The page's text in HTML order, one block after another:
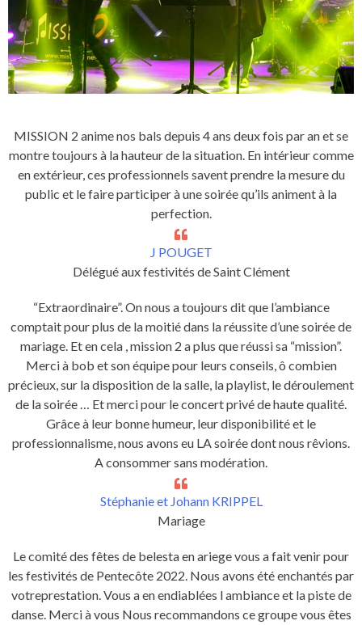
MISSION 2 anime nos bals depuis 4 ans deux fois par an et se
montre toujours à la hauteur de la situation. En intérieur comme
en extérieur, ces professionnels savent prendre la mesure du
public et le faire participer à une soirée qu’ils animent à la
perfection.
J POUGET
Délégué aux festivités de Saint Clément
“Extraordinaire”. On nous a toujours dit que l’ambiance
comptait pour plus de la moitié dans la réussite d’une soirée de
mariage. Et en cela , mission 2 a plus que réussi sa “mission”.
Merci à bob et son équipe pour leurs conseils, ô combien
précieux, sur la disposition de la salle, la playlist, le déroulement
de la soirée … Et merci pour le concert privé de haute qualité.
Grâce à leur bonne humeur, leur disponibilité et le
professionnalisme, nous avons eu LA soirée dont nous rêvions.
A consommer sans modération.
Stéphanie et Johann KRIPPEL
Mariage
Le comité des fêtes de belesta en ariege vous a fait venir pour
les festivités de Pentecôte 2022. Nous avons été enchantés par
votreprestation. Vous a en endiablées l ambiance et la piste de
danse. Merci à vous Nous recommandons ce groupe vous êtes